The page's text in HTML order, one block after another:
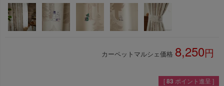
カーペットマルシェ価格 8,250
[83 ポイント進呈 ]